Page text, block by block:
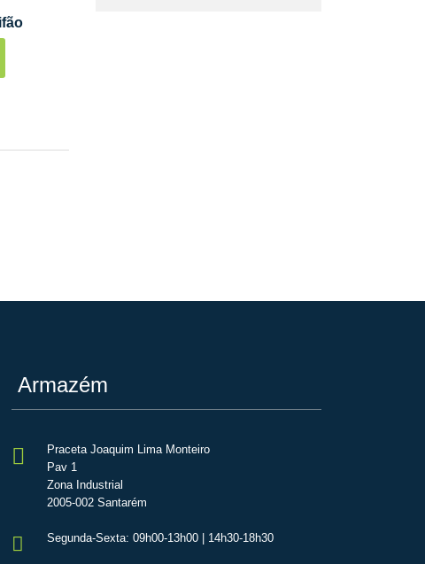
Armazém
Praceta Joaquim Lima Monteiro
Pav 1
Zona Industrial
2005-002 Santarém
Segunda-Sexta: 09h00-13h00 | 14h30-18h30